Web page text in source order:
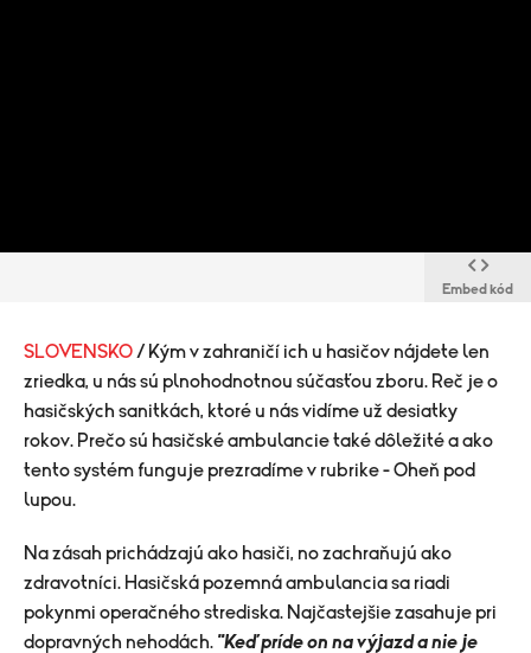
Embed kód
SLOVENSKO / Kým v zahraničí ich u hasičov nájdete len
zriedka, u nás sú plnohodnotnou súčasťou zboru. Reč je o
hasičských sanitkách, ktoré u nás vidíme už desiatky
rokov. Prečo sú hasičské ambulancie také dôležité a ako
tento systém funguje prezradíme v rubrike - Oheň pod
lupou.
Na zásah prichádzajú ako hasiči, no zachraňujú ako
zdravotníci. Hasičská pozemná ambulancia sa riadi
pokynmi operačného strediska. Najčastejšie zasahuje pri
dopravných nehodách. "Keď príde on na výjazd a nie je